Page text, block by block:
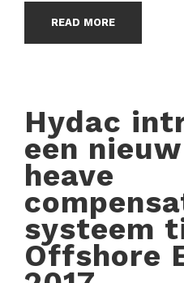
READ MORE
Hydac
een
heave
systeem
Offshore